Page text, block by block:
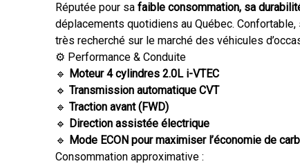
Réputée pour sa faible consommation, sa
déplacements quotidiens au Québec.
très recherché sur le marché des véhicules
⚙️ Performance & Conduite
🔹 Moteur 4 cylindres 2.0L i-VTEC
🔹 Transmission automatique CVT
🔹 Traction avant (FWD)
🔹 Direction assistée électrique
🔹 Mode ECON pour maximiser l’économie de
Consommation approximative :